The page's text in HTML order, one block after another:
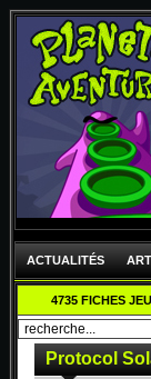
ACTUALITÉS
4735 FICHES
Protocol